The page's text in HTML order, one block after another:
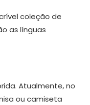
coleção de
as línguas
Atualmente, no
ou camiseta